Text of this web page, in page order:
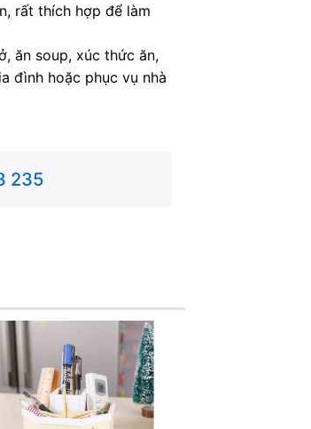
rất thích hợp để làm
ăn soup, xúc thức ăn,
đình hoặc phục vụ nhà
235